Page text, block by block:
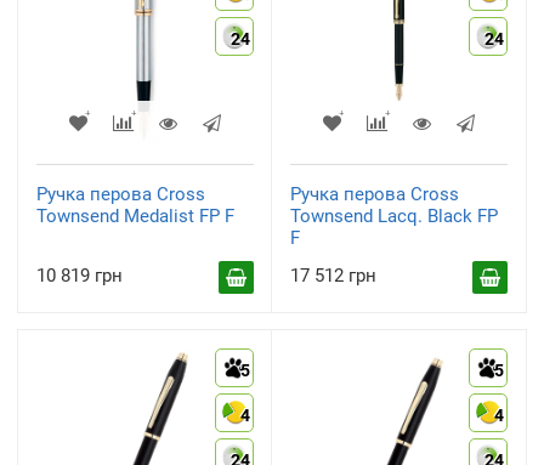
24
Ручка перова Cross
Townsend Medalist FP F
10 819 грн
24
Ручка перова Cross
Townsend Lacq. Black FP
F
17 512 грн
5
4
24
5
4
24